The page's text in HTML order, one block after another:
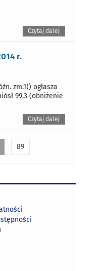
Czytaj dalej
r.
zm.1)) ogłasza
99,3 (obniżenie
Czytaj dalej
89